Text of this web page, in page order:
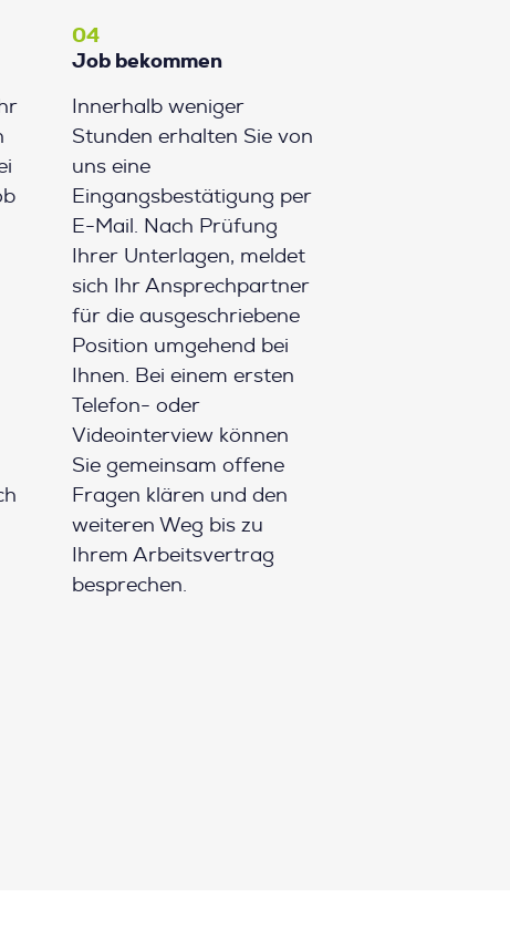
04
Job bekommen
Innerhalb weniger
Stunden erhalten Sie von
uns eine
Eingangsbestätigung per
E-Mail. Nach Prüfung
Ihrer Unterlagen, meldet
sich Ihr Ansprechpartner
für die ausgeschriebene
Position umgehend bei
Ihnen. Bei einem ersten
Telefon- oder
Videointerview können
Sie gemeinsam offene
Fragen klären und den
weiteren Weg bis zu
Ihrem Arbeitsvertrag
besprechen.